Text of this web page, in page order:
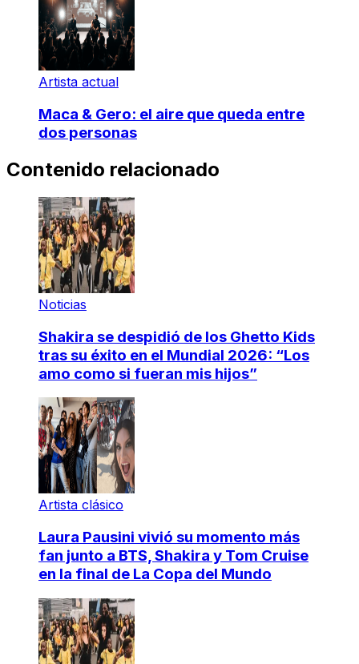
Artista actual
Maca & Gero: el aire que queda entre
dos personas
Contenido relacionado
Noticias
Shakira se despidió de los Ghetto Kids
tras su éxito en el Mundial 2026: “Los
amo como si fueran mis hijos”
Artista clásico
Laura Pausini vivió su momento más
fan junto a BTS, Shakira y Tom Cruise
en la final de La Copa del Mundo